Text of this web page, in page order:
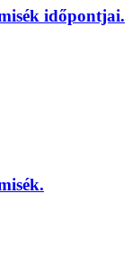
időpontjai.